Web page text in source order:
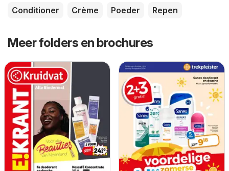
Conditioner
Crème Poeder Repen
Meer folders en brochures